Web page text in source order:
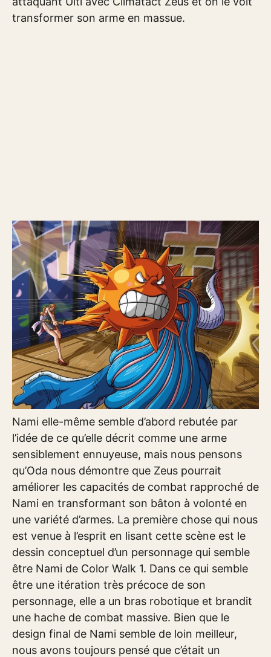
transformer son arme en massue.
Nami elle-même semble d’abord rebutée par
l’idée de ce qu’elle décrit comme une arme
sensiblement ennuyeuse, mais nous pensons
qu’Oda nous démontre que Zeus pourrait
améliorer les capacités de combat rapproché de
Nami en transformant son bâton à volonté en
une variété d’armes. La première chose qui nous
est venue à l’esprit en lisant cette scène est le
dessin conceptuel d’un personnage qui semble
être Nami de Color Walk 1. Dans ce qui semble
être une itération très précoce de son
personnage, elle a un bras robotique et brandit
une hache de combat massive. Bien que le
design final de Nami semble de loin meilleur,
nous avons toujours pensé que c’était un